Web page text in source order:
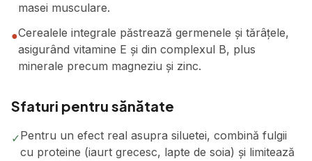
masei musculare.
●Cerealele integrale păstrează germenele și tărâțele,
asigurând vitamine E și din complexul B, plus
minerale precum magneziu și zinc.
Sfaturi pentru sănătate
✓Pentru un efect real asupra siluetei, combină fulgii
cu proteine (iaurt grecesc, lapte de soia) și limitează